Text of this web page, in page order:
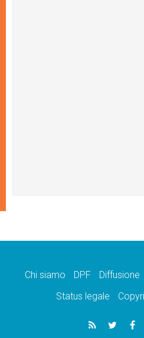
Chi siamo DPF Diffusione
Status legale